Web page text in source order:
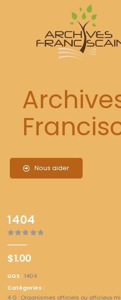
Nous aider
1404
$1.00
UGS : 1404
Catégories :
4 G : Organismes officiels ou officieux